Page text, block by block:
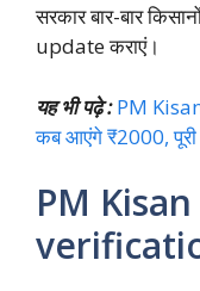
सरकार बार-बार
update कराएं।
यह भी पढ़े : PM
कब आएंगे ₹2000, पूरी
PM